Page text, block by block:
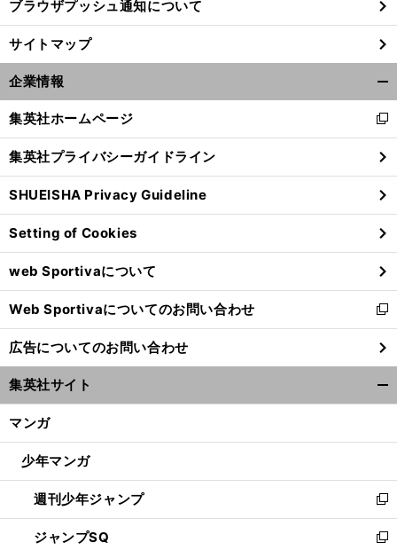
前
ブラウザプッシュ通知について
サイトマップ
企業情報
閉
る
集英社ホームページ
新
し
い
ウ
ィ
ン
ド
ウ
で
開
く
集英社プライバシーガイドライン
SHUEISHA Privacy Guideline
Setting of Cookies
web Sportivaについて
Web Sportivaについてのお問い合わせ
新
し
い
ウ
ィ
ン
ウ
開
く
広告についてのお問い合わせ
集英社サイト
マンガ
少年マンガ
週刊少年ジャンプ
新
し
い
ジャンプSQ
新